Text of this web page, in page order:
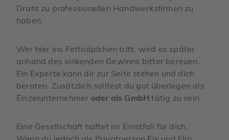
Draht zu professionellen Handwerksfirmen zu
haben.
Wer hier ins Fettnäpfchen tritt, wird es später
anhand des sinkenden Gewinns bitter bereuen.
Ein Experte kann dir zur Seite stehen und dich
beraten. Zusätzlich solltest du gut überlegen als
Einzelunternehmer oder als GmbH tätig zu sein.
Eine Gesellschaft haftet im Ernstfall für dich.